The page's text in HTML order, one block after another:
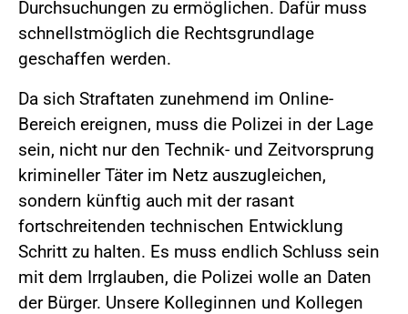
Durchsuchungen zu ermöglichen. Dafür muss
schnellstmöglich die Rechtsgrundlage
geschaffen werden.
Da sich Straftaten zunehmend im Online-
Bereich ereignen, muss die Polizei in der Lage
sein, nicht nur den Technik- und Zeitvorsprung
krimineller Täter im Netz auszugleichen,
sondern künftig auch mit der rasant
fortschreitenden technischen Entwicklung
Schritt zu halten. Es muss endlich Schluss sein
mit dem Irrglauben, die Polizei wolle an Daten
der Bürger. Unsere Kolleginnen und Kollegen